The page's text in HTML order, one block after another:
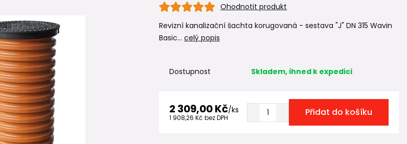
Ohodnotit produkt
Revizní kanalizační šachta korugovaná - sestava "J" DN 315 Wavin
Basic... celý popis
Dostupnost Skladem, ihned k expedici
2 309,00 Kč/ks
1 908,26 Kč bez DPH Přidat do košíku